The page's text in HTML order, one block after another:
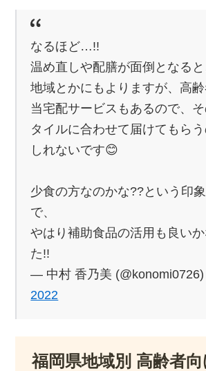
なるほど…!!
温め直しや配膳が面倒となる
地域とかにもよりますが、高
当宅配サービスもあるので、
タイルに合わせて届けてもら
しれないです😊
少食の方なのかな??という印
で、
やはり補助食品の活用も良い
た!!
— 中村 香乃美
2022
福岡県地域別 高齢者